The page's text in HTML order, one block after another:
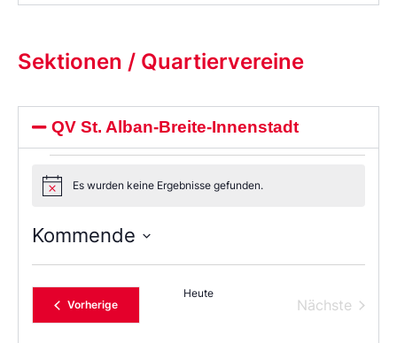
Sektionen / Quartiervereine
QV St. Alban-Breite-Innenstadt
NoticeEs wurden keine Ergebnisse gefunden.
Kommende
das
DatumVorherigeVeranstaltungen
Heute
Nächste